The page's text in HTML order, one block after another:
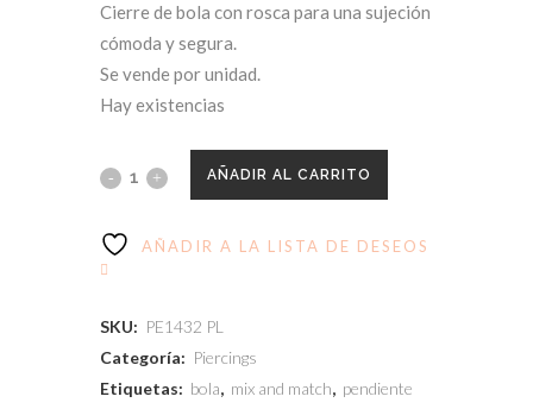
Cierre de bola con rosca para una sujeción
cómoda y segura.
Se vende por unidad.
Hay existencias
AÑADIR AL CARRITO
AÑADIR A LA LISTA DE DESEOS
SKU: PE1432 PL
Categoría: Piercings
Etiquetas: bola, mix and match, pendiente